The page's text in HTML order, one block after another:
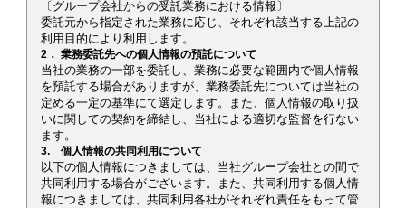
〔グループ会社からの受託業務における情報〕
委託元から指定された業務に応じ、それぞれ該当する上記の
利用目的により利用します。
2． 業務委託先への個人情報の預託について
当社の業務の一部を委託し、業務に必要な範囲内で個人情報
を預託する場合がありますが、業務委託先については当社の
定める一定の基準にて選定します。また、個人情報の取り扱
いに関しての契約を締結し、当社による適切な監督を行ない
ます。
3. 個人情報の共同利用について
以下の個人情報につきましては、当社グループ会社との間で
共同利用する場合がございます。また、共同利用する個人情
報につきましては、共同利用各社がそれぞれ責任をもって管